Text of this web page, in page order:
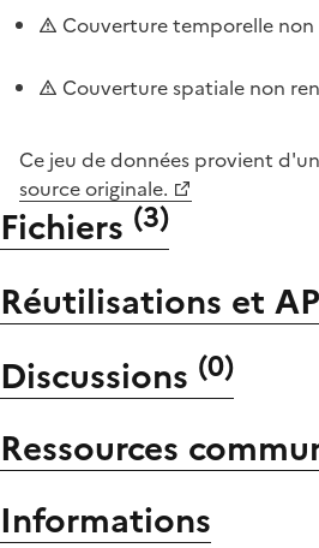
Couverture temporelle non
Couverture spatiale non
Ce jeu de données provient
source originale.
Fichiers (3)
Réutilisations et
Discussions (0)
Ressources
Informations